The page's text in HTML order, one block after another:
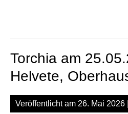
Torchia am
Helvete,
Veröffentlicht am 26. Mai 2026